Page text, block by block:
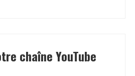
chaîne YouTube